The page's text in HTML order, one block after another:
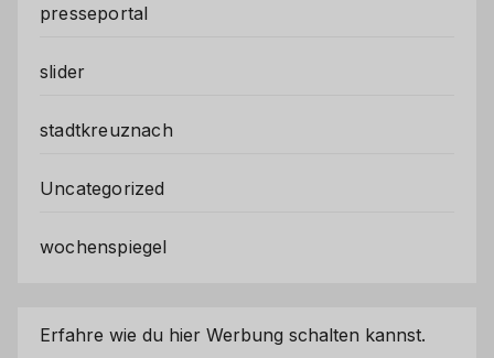
presseportal
slider
stadtkreuznach
Uncategorized
wochenspiegel
Erfahre wie du hier Werbung schalten kannst.